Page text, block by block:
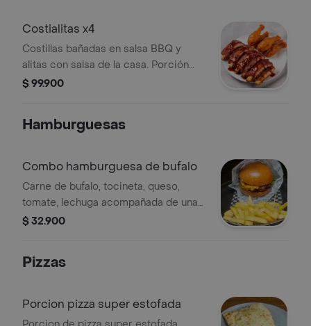
Costialitas x4
Costillas bañadas en salsa BBQ y
alitas con salsa de la casa. Porción
para 4 personas.
$ 99.900
Hamburguesas
Combo hamburguesa de bufalo
Carne de bufalo, tocineta, queso,
tomate, lechuga acompañada de una
porcion de papas y gaseosa 250 ml
$ 32.900
Pizzas
Porcion pizza super estofada